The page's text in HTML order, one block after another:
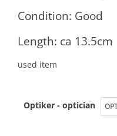
Condition: Good
Length: ca 13.5cm
used item
Optiker - optician